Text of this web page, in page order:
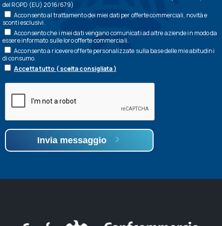
del RGPD (EU) 2016/679)
Acconsento al trattamento dei miei dati per offerte commerciali, novità e
sconti esclusivi.
Acconsento che i miei dati vengano comunicati ad altre aziende in modo da
essere informato sulle loro offerte commerciali.
Acconsento a ricevere offerte personalizzate sulla base delle mie abitudini
di consumo.
Accetta tutto ( scelta consigliata )
Invia messaggio